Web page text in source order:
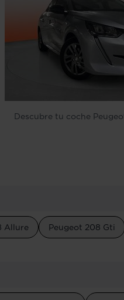
Descubre tu coche
Allure Peugeot 208 Gti